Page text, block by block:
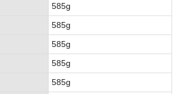
585g
585g
585g
585g
585g